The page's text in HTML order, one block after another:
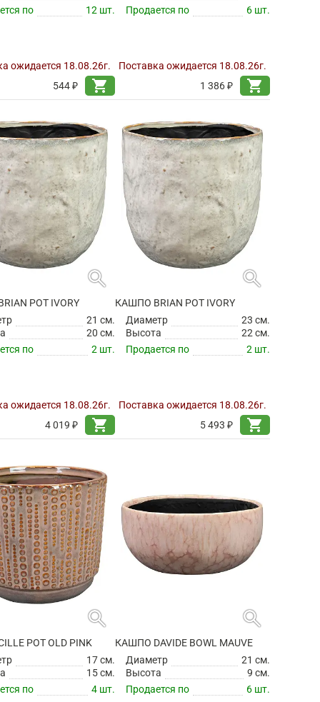
по
12 шт.
ожидается 18.08.26г.
544 ₽
shopping_cart
Продается по
6 шт.
Поставка ожидается 18.08.26г.
1 386 ₽
shopping_cart
search
POT IVORY
21 см.
20 см.
по
2 шт.
ожидается 18.08.26г.
4 019 ₽
shopping_cart
search
КАШПО BRIAN POT IVORY
Диаметр
23 см.
Высота
22 см.
Продается по
2 шт.
Поставка ожидается 18.08.26г.
5 493 ₽
shopping_cart
search
POT OLD PINK
17 см.
15 см.
по
4 шт.
search
КАШПО DAVIDE BOWL MAUVE
Диаметр
21 см.
Высота
9 см.
Продается по
6 шт.